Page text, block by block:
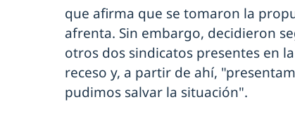
que afirma que se tomaron la
afrenta. Sin embargo, decidieron
otros dos sindicatos presentes en
receso y, a partir de ahí,
pudimos salvar la situación".